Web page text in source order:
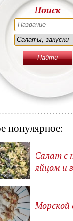
Поиск
популярное:
Салат с
яйцом и
Морской